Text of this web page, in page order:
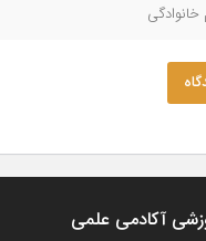
آکادمی علمی